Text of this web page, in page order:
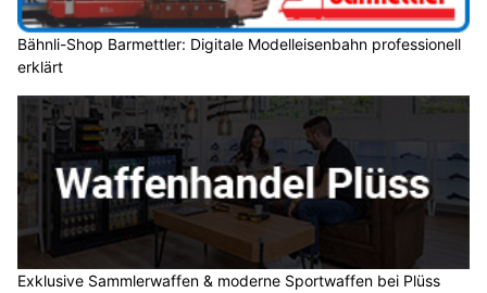
Bähnli-Shop Barmettler: Digitale Modelleisenbahn professionell
erklärt
Exklusive Sammlerwaffen & moderne Sportwaffen bei Plüss